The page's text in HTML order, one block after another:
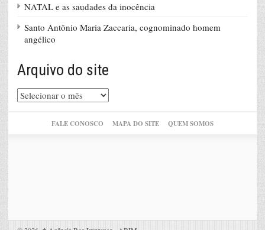
NATAL e as saudades da inocência
Santo Antônio Maria Zaccaria, cognominado homem
angélico
Arquivo do site
Arquivo
do
FALE CONOSCO MAPA DO SITE QUEM SOMOS